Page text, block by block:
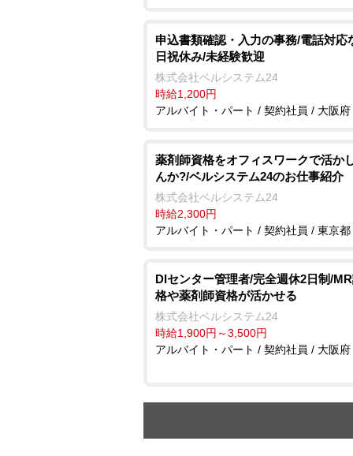
申込書類確認・入力の事務/電話対応
日祝休み/未経験歓迎
株式会社ベルシステム24
時給1,200円
アルバイト・パート / 契約社員 / 大阪府
薬剤師資格をオフィスワークで活か
んか?/ベルシステム24のお仕事紹介
株式会社ベルシステム24
時給2,300円
アルバイト・パート / 契約社員 / 東京都
DIセンター管理者/完全週休2日制/
格や薬剤師資格が活かせる
株式会社ベルシステム24
時給1,900円～3,500円
アルバイト・パート / 契約社員 / 大阪府